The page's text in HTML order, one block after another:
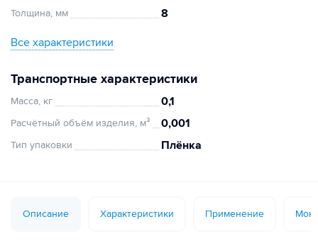
Толщина, мм 8
Все характеристики
Транспортные характеристики
Масса, кг 0,1
Расчётный объём изделия, м³ 0,001
Тип упаковки Плёнка
Описание Характеристики Применение